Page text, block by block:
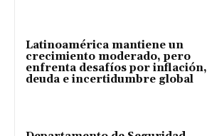
Latinoamérica mantiene un
crecimiento moderado, pero
enfrenta desafíos por inflación,
deuda e incertidumbre global